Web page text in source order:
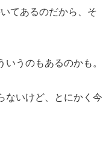
てあるのだから、そ
うのもあるのかも。
ないけど、とにかく今